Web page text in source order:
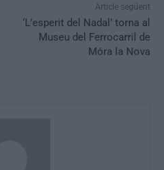
Article següent
‘L’esperit del Nadal’ torna al
Museu del Ferrocarril de
Móra la Nova